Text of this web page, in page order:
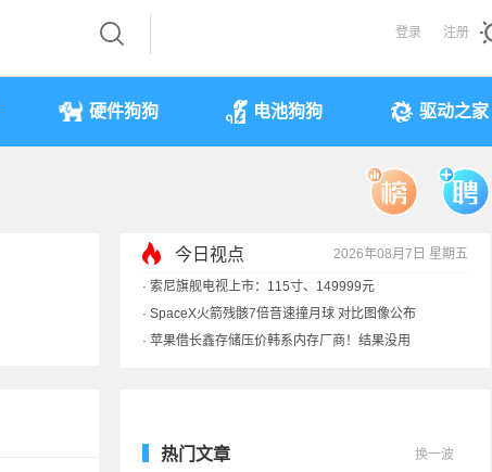
登录 注册
硬件狗狗 电池狗狗 驱动之家
今日视点 2026年08月7日 星期五
· 索尼旗舰电视上市：115寸、149999元
· SpaceX火箭残骸7倍音速撞月球 对比图像公布
· 苹果借长鑫存储压价韩系内存厂商！结果没用
热门文章 换一波